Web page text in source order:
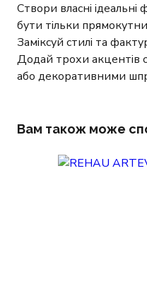
Створи власні
бути тільки
Заміксуй стилі та
Додай трохи акцентів
або декоративними
Вам також може